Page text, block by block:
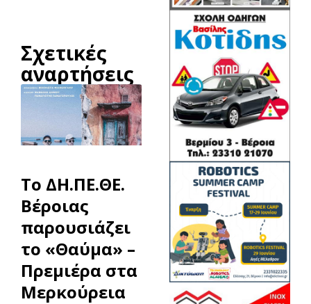
Σχετικές
αναρτήσεις
To ΔΗ.ΠΕ.ΘΕ.
Βέροιας
παρουσιάζει
το «Θαύμα» –
Πρεμιέρα στα
Μερκούρεια